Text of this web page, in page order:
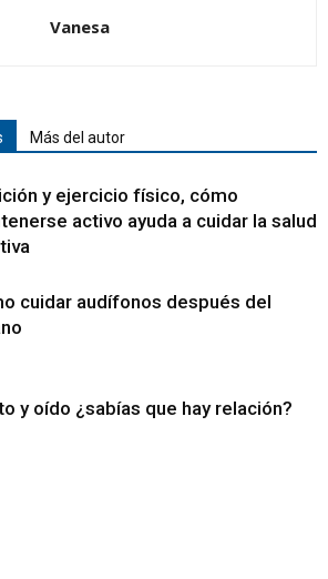
Vanesa
Más del autor
y ejercicio físico, cómo
activo ayuda a cuidar la salud
cuidar audífonos después del
y oído ¿sabías que hay relación?